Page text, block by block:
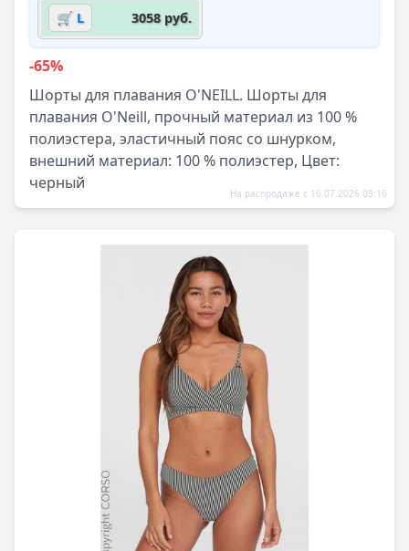
🛒 L 3058 руб.
-65%
Шорты для плавания O'NEILL. Шорты для
плавания O'Neill, прочный материал из 100 %
полиэстера, эластичный пояс со шнурком,
внешний материал: 100 % полиэстер, Цвет:
черный
На распродаже с 16.07.2026 09:16